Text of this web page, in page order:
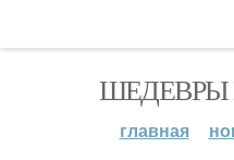
ШЕДЕВРЫ
главная